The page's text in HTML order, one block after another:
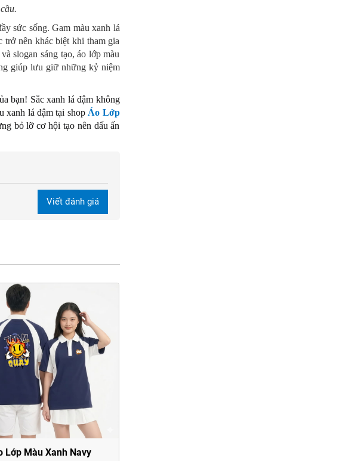
sức sống. Gam màu xanh lá
trở nên khác biệt khi tham gia
slogan sáng tạo, áo lớp màu
giúp lưu giữ những kỷ niệm
bạn! Sắc xanh lá đậm không
xanh lá đậm tại shop Áo Lớp
bỏ lỡ cơ hội tạo nên dấu ấn
Viết đánh giá
Lớp Màu Xanh Navy